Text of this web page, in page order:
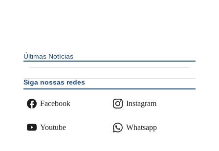
Últimas Notícias
Siga nossas redes
Facebook Instagram
Youtube Whatsapp